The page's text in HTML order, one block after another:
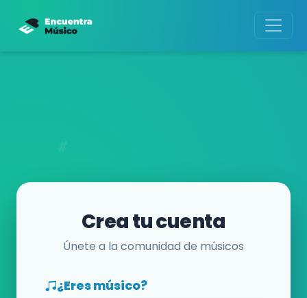
Crea tu cuenta
Únete a la comunidad de músicos
¿Eres músico?